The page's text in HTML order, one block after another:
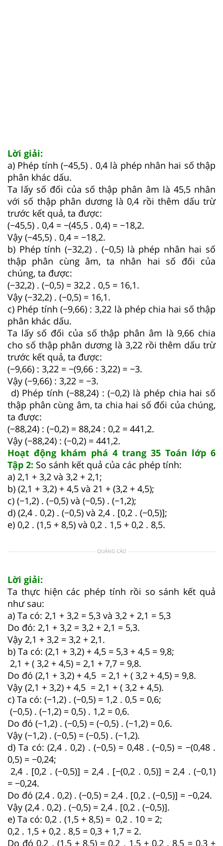
Lời giải:
a) Phép tính (−45,5) . 0,4 là phép nhân hai số thập
phân khác dấu.
Ta lấy số đối của số thập phân âm là 45,5 nhân
với số thập phân dương là 0,4 rồi thêm dấu trừ
trước kết quả, ta được:
(−45,5) . 0,4 = −(45,5 . 0,4) = −18,2.
Vậy (−45,5) . 0,4 = −18,2.
b) Phép tính (−32,2) . (−0,5) là phép nhân hai số
thập phân cùng âm, ta nhân hai số đối của
chúng, ta được:
(−32,2) . (−0,5) = 32,2 . 0,5 = 16,1.
Vậy (−32,2) . (−0,5) = 16,1.
c) Phép tính (−9,66) : 3,22 là phép chia hai số thập
phân khác dấu.
Ta lấy số đối của số thập phân âm là 9,66 chia
cho số thập phân dương là 3,22 rồi thêm dấu trừ
trước kết quả, ta được:
(−9,66) : 3,22 = −(9,66 : 3,22) = −3.
Vậy (−9,66) : 3,22 = −3.
d) Phép tính (−88,24) : (−0,2) là phép chia hai số
thập phân cùng âm, ta chia hai số đối của chúng,
ta được:
(−88,24) : (−0,2) = 88,24 : 0,2 = 441,2.
Vậy (−88,24) : (−0,2) = 441,2.
Hoạt động khám phá 4 trang 35 Toán lớp 6
Tập 2: So sánh kết quả của các phép tính:
a) 2,1 + 3,2 và 3,2 + 2,1;
b) (2,1 + 3,2) + 4,5 và 21 + (3,2 + 4,5);
c) (−1,2) . (−0,5) và (−0,5) . (−1,2);
d) (2,4 . 0,2) . (−0,5) và 2,4 . [0,2 . (−0,5)];
e) 0,2 . (1,5 + 8,5) và 0,2 . 1,5 + 0,2 . 8,5.
QUẢNG CÁO
Lời giải:
Ta thực hiện các phép tính rồi so sánh kết quả
như sau:
a) Ta có: 2,1 + 3,2 = 5,3 và 3,2 + 2,1 = 5,3
Do đó: 2,1 + 3,2 = 3,2 + 2,1 = 5,3.
Vậy 2,1 + 3,2 = 3,2 + 2,1.
b) Ta có: (2,1 + 3,2) + 4,5 = 5,3 + 4,5 = 9,8;
2,1 + ( 3,2 + 4,5) = 2,1 + 7,7 = 9,8.
Do đó (2,1 + 3,2) + 4,5 = 2,1 + ( 3,2 + 4,5) = 9,8.
Vậy (2,1 + 3,2) + 4,5 = 2,1 + ( 3,2 + 4,5).
c) Ta có: (−1,2) . (−0,5) = 1,2 . 0,5 = 0,6;
(−0,5) . (−1,2) = 0,5) . 1,2 = 0,6.
Do đó (−1,2) . (−0,5) = (−0,5) . (−1,2) = 0,6.
Vậy (−1,2) . (−0,5) = (−0,5) . (−1,2).
d) Ta có: (2,4 . 0,2) . (−0,5) = 0,48 . (−0,5) = −(0,48 .
0,5) = −0,24;
2,4 . [0,2 . (−0,5)] = 2,4 . [−(0,2 . 0,5)] = 2,4 . (−0,1)
= −0,24.
Do đó (2,4 . 0,2) . (−0,5) = 2,4 . [0,2 . (−0,5)] = −0,24.
Vậy (2,4 . 0,2) . (−0,5) = 2,4 . [0,2 . (−0,5)].
e) Ta có: 0,2 . (1,5 + 8,5) = 0,2 . 10 = 2;
0,2 . 1,5 + 0,2 . 8,5 = 0,3 + 1,7 = 2.
Do đó 0,2 . (1,5 + 8,5) = 0,2 . 1,5 + 0,2 . 8,5 = 0,3 +